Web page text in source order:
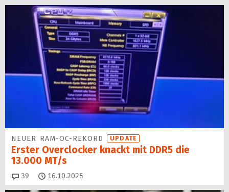
NEUER RAM-OC-REKORD UPDATE
Erster Overclocker knackt mit DDR5 die
13.000 MT/s
39 Kommentare
16.10.2025